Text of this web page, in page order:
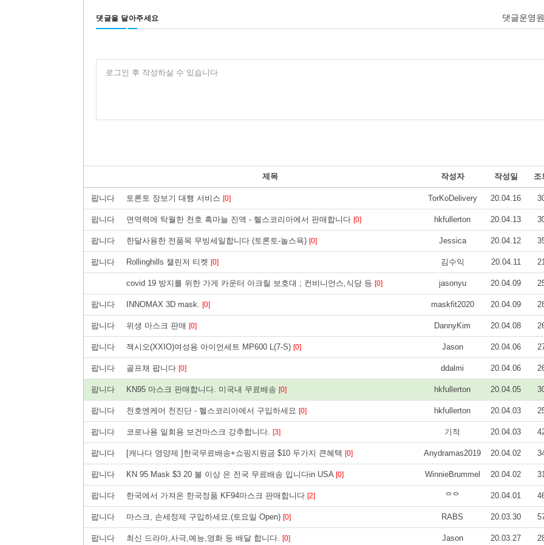
댓글을 달아주세요 댓글운영
로그인 후 작성하실 수 있습니다
제목 작성자 작성일 조
팝니다 토론토 장보기 대행 서비스 [0] TorKoDelivery 20.04.16
팝니다 면역력에 탁월한 천호 흑마늘 진액 - 헬스코리아에서 판매합니다 [0] hkfullerton 20.04.13
팝니다 한달사용한 전품목 무빙세일합니다 (토론토-놀스욕) [0] Jessica 20.04.12
팝니다 Rollinghills 챌린저 티켓 [0] 김수익 20.04.11
covid 19 방지를 위한 가게 카운터 아크릴 보호대 ; 컨비니언스,식당 등 [0] jasonyu 20.04.09
팝니다 INNOMAX 3D mask. [0] maskfit2020 20.04.09
팝니다 위생 마스크 판매 [0] DannyKim 20.04.08
팝니다 잭시오(XXIO)여성용 아이언세트 MP600 L(7-S) [0] Jason 20.04.06
팝니다 골프채 팝니다 [0] ddalmi 20.04.06
팝니다 KN95 마스크 판매합니다. 미국내 무료배송 [0] hkfullerton 20.04.05
팝니다 천호엔케어 천진단 - 헬스코리아에서 구입하세요 [0] hkfullerton 20.04.03
팝니다 코로나용 일회용 보건마스크 강추합니다. [3] 기적 20.04.03
팝니다 [캐나다 영양제 ]한국무료배송+쇼핑지원금 $10 두가지 큰혜택 [0] Anydramas2019 20.04.02
팝니다 KN 95 Mask $3 20 불 이상 은 전국 무료배송 입니다in USA [0] WinnieBrummel 20.04.02
팝니다 한국에서 가져온 한국정품 KF94마스크 판매합니다 [2] ᄋᄋ 20.04.01
팝니다 마스크, 손세정제 구입하세요.(토요일 Open) [0] RABS 20.03.30
팝니다 최신 드라마,사극,예능,영화 등 배달 합니다. [0] Jason 20.03.27